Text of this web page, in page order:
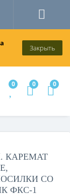
Закрыть
0 0 0
КАРЕМАТ
СО
ФКС-1